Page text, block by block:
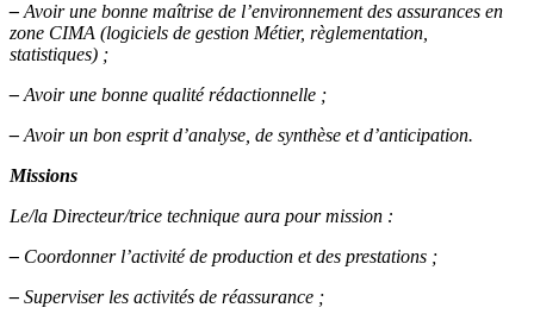
–Avoir une bonne maîtrise de l’environnement des assurances en
zone CIMA (logiciels de gestion Métier, règlementation,
statistiques) ;
–Avoir une bonne qualité rédactionnelle ;
–Avoir un bon esprit d’analyse, de synthèse et d’anticipation.
Missions
Le/la Directeur/trice technique aura pour mission :
– Coordonner l’activité de production et des prestations ;
– Superviser les activités de réassurance ;